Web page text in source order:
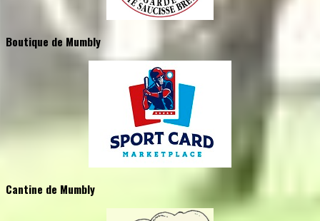
Boutique de Mumbly
Cantine de Mumbly